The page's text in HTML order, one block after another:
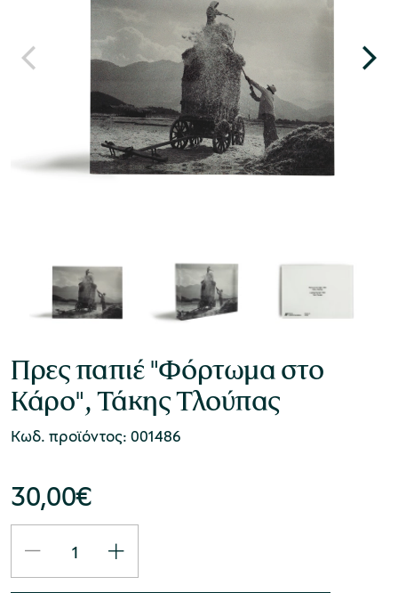
Πρες παπιέ "Φόρτωμα στο
Κάρο", Τάκης Τλούπας
Κωδ. προϊόντος: 001486
30,00€